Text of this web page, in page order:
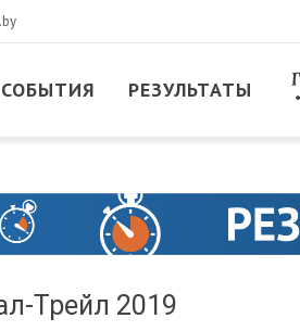
РЕЗУЛЬТАТЫ
Трейл 2019